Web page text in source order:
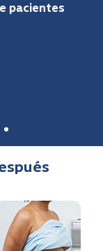
pacientes